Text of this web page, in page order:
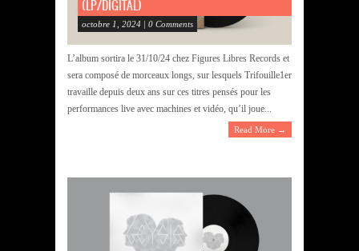
(LP/DIGITAL)
octobre 1, 2024 | 0 Comments
L’album sortira le 31/10/24 chez Figures Libres Records et
sera composé de morceaux longs, sur lesquels Trifouille1er
travaille depuis deux ans sur ces titres pensés pour les
performances live avec machines et vidéo, qu’il joue...
Read More →